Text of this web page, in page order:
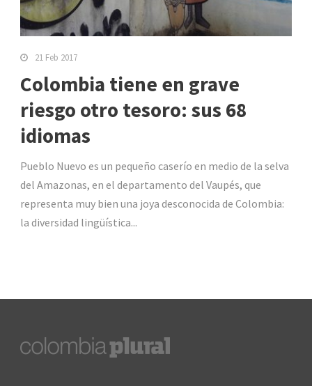
21 Feb 2017
Colombia tiene en grave
riesgo otro tesoro: sus 68
idiomas
Pueblo Nuevo es un pequeño caserío en medio de la selva
del Amazonas, en el departamento del Vaupés, que
representa muy bien una joya desconocida de Colombia:
la diversidad lingüística...